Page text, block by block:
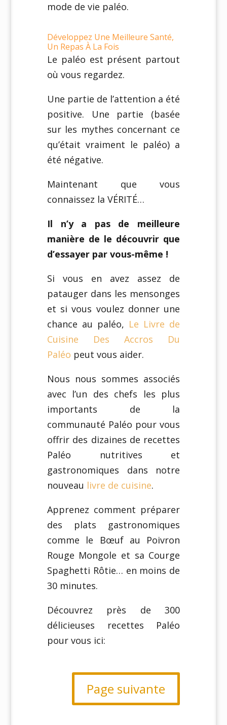
mode de vie paléo.
Développez Une Meilleure Santé,
Un Repas À La Fois
Le paléo est présent partout
où vous regardez.
Une partie de l’attention a été
positive. Une partie (basée
sur les mythes concernant ce
qu’était vraiment le paléo) a
été négative.
Maintenant que vous
connaissez la VÉRITÉ…
Il n’y a pas de meilleure
manière de le découvrir que
d’essayer par vous-même !
Si vous en avez assez de
patauger dans les mensonges
et si vous voulez donner une
chance au paléo, Le Livre de
Cuisine Des Accros Du
Paléo peut vous aider.
Nous nous sommes associés
avec l’un des chefs les plus
importants de la
communauté Paléo pour vous
offrir des dizaines de recettes
Paléo nutritives et
gastronomiques dans notre
nouveau livre de cuisine.
Apprenez comment préparer
des plats gastronomiques
comme le Bœuf au Poivron
Rouge Mongole et sa Courge
Spaghetti Rôtie… en moins de
30 minutes.
Découvrez près de 300
délicieuses recettes Paléo
pour vous ici:
Page suivante